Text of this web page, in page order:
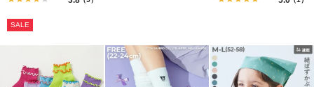
SALE